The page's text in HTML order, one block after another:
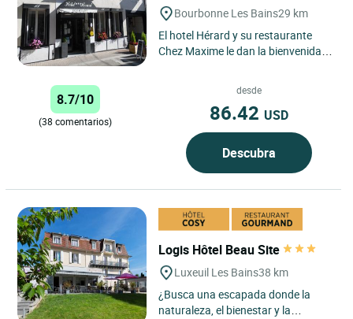
Bourbonne Les Bains29 km
El hotel Hérard y su restaurante
Chez Maxime le dan la bienvenida
8.7/10
(38 comentarios)
desde
86.42 USD
Descubra
Logis Hôtel Beau Site
Luxeuil Les Bains38 km
¿Busca una escapada donde la
naturaleza, el bienestar y la